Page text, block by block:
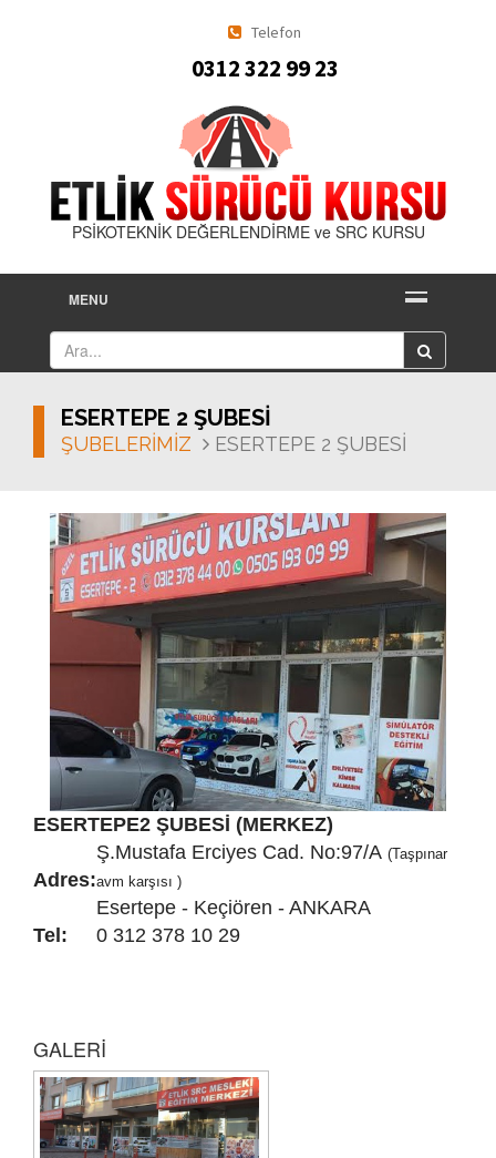
Telefon
0312 322 99 23
PSİKOTEKNİK DEĞERLENDİRME ve SRC KURSU
MENU
ESERTEPE 2 ŞUBESİ
ŞUBELERİMİZ ESERTEPE 2 ŞUBESİ
ESERTEPE2 ŞUBESİ (MERKEZ)
Adres:
Ş.Mustafa Erciyes Cad. No:97/A (Taşpınar
avm karşısı )
Esertepe - Keçiören - ANKARA
Tel:
0 312 378 10 29
GALERİ